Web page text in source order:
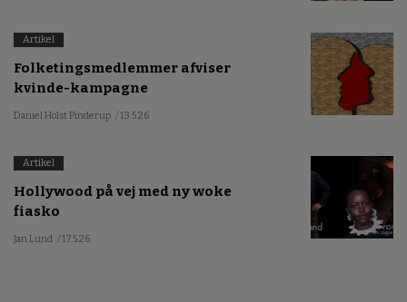
Artikel
Folketingsmedlemmer afviser
kvinde-kampagne
Daniel Holst Pinderup / 13.5.26
Artikel
Hollywood på vej med ny woke
fiasko
Jan Lund / 17.5.26